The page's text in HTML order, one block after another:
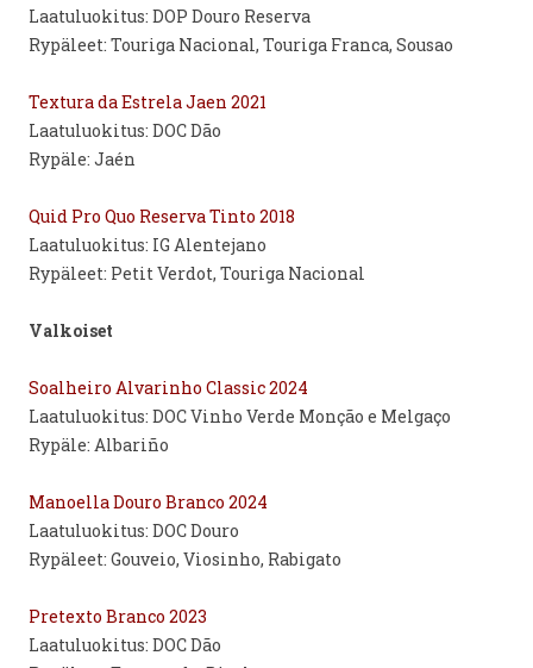
Laatuluokitus: DOP Douro Reserva
Rypäleet: Touriga Nacional, Touriga Franca, Sousao
Textura da Estrela Jaen 2021
Laatuluokitus: DOC Dão
Rypäle: Jaén
Quid Pro Quo Reserva Tinto 2018
Laatuluokitus: IG Alentejano
Rypäleet: Petit Verdot, Touriga Nacional
Valkoiset
Soalheiro Alvarinho Classic 2024
Laatuluokitus: DOC Vinho Verde Monção e Melgaço
Rypäle: Albariño
Manoella Douro Branco 2024
Laatuluokitus: DOC Douro
Rypäleet: Gouveio, Viosinho, Rabigato
Pretexto Branco 2023
Laatuluokitus: DOC Dão